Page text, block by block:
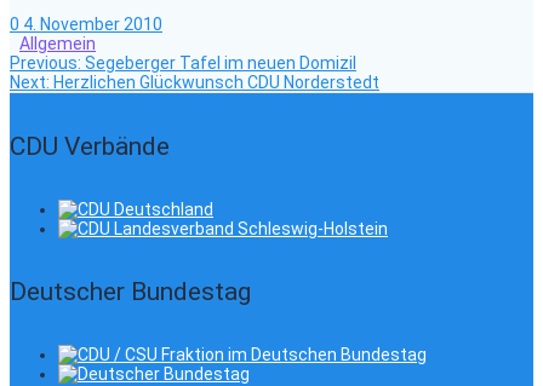
0 4. November 2010
Allgemein
Beitragsnavigation
Previous: Previous
post:
Segeberger Tafel im neuen Domizil
Next: Next
Herzlichen Glückwunsch CDU Norderstedt
CDU Verbände
Deutscher Bundestag